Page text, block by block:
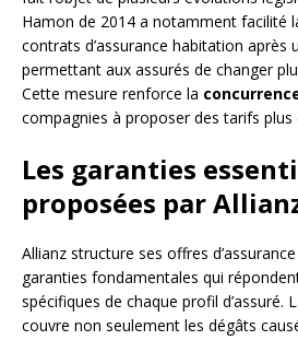
Hamon de 2014 a notamment facilité
contrats d’assurance habitation après
permettant aux assurés de changer
Cette mesure renforce la
compagnies à proposer des tarifs
Les garanties
proposées par
Allianz structure ses offres
garanties fondamentales qui
spécifiques de chaque profil d’assuré.
couvre non seulement les dégâts